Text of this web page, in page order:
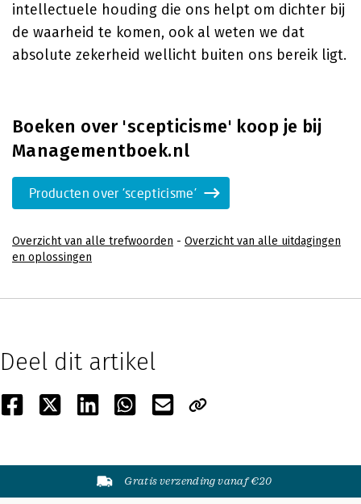
intellectuele houding die ons helpt om dichter bij
de waarheid te komen, ook al weten we dat
absolute zekerheid wellicht buiten ons bereik ligt.
Boeken over 'scepticisme' koop je bij
Managementboek.nl
Producten over 'scepticisme'
Overzicht van alle trefwoorden - Overzicht van alle uitdagingen
en oplossingen
Deel dit artikel
Gratis verzending vanaf €20